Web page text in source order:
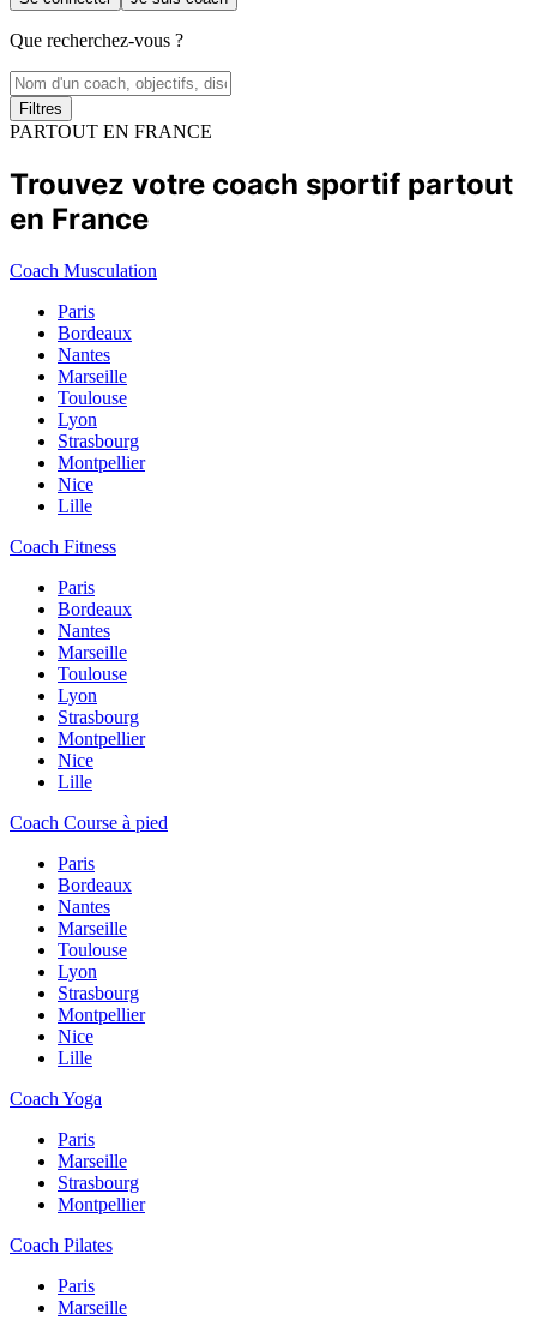
Que recherchez-vous ?
Filtres
PARTOUT EN FRANCE
Trouvez votre coach sportif partout
en France
Coach Musculation
Paris
Bordeaux
Nantes
Marseille
Toulouse
Lyon
Strasbourg
Montpellier
Nice
Lille
Coach Fitness
Paris
Bordeaux
Nantes
Marseille
Toulouse
Lyon
Strasbourg
Montpellier
Nice
Lille
Coach Course à pied
Paris
Bordeaux
Nantes
Marseille
Toulouse
Lyon
Strasbourg
Montpellier
Nice
Lille
Coach Yoga
Paris
Marseille
Strasbourg
Montpellier
Coach Pilates
Paris
Marseille